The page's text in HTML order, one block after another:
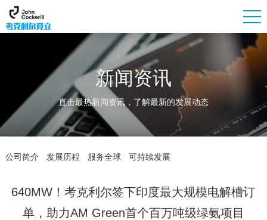
新闻资讯
直击最热新闻资讯，了解最新的发展动态
公司简介 发展历程 服务全球 可持续发展
640MW！考克利尔签下印度最大规模电解槽订
单，助力AM Green首个百万吨级绿氨项目